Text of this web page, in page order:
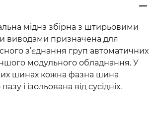
мідна збірна з штирьовими
виводами призначена для
з’єднання груп автоматичних
модульного обладнання. У
шинах кожна фазна шина
і ізольована від сусідніх.